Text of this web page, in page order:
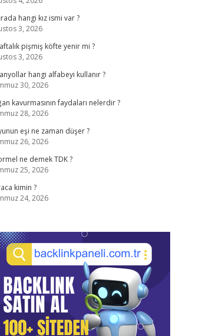
hangi kız ismi var ?
3, 2026
pişmiş köfte yenir mi ?
3, 2026
hangi alfabeyi kullanır ?
30, 2026
kavurmasının faydaları nelerdir ?
28, 2026
eşi ne zaman düşer ?
26, 2026
ne demek TDK ?
25, 2026
kimin ?
24, 2026